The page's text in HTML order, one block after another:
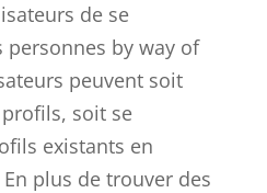
de se
personnes by way of
peuvent soit
soit se
existants en
plus de trouver des